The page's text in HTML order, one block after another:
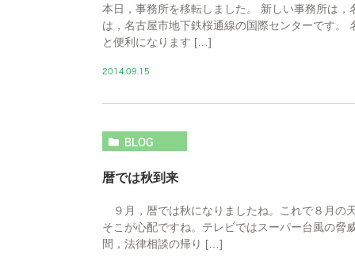
本日，事務所を移転しました。 新しい事務所は
は，名古屋市地下鉄桜通線の国際センターです。
と便利になります […]
2014.09.15
BLOG
暦では秋到来
９月，暦では秋になりましたね。これで８月の
そこが心配ですね。テレビではスーパー台風の
間，法律相談の帰り […]